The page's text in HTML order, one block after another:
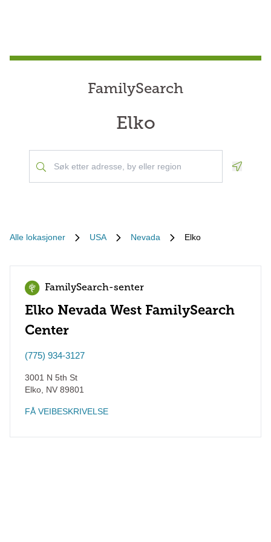
FamilySearch
Elko
Alle lokasjoner USA Nevada Elko
FamilySearch-senter
Elko Nevada West FamilySearch
Center
(775) 934-3127
3001 N 5th St
Elko NV 89801
FÅ VEIBESKRIVELSE